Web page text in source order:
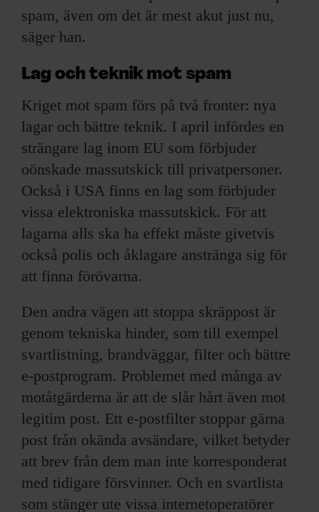
spam, även om det är mest akut just nu,
säger han.
Lag och teknik mot spam
Kriget mot spam förs på två fronter: nya
lagar och bättre teknik. I april infördes en
strängare lag inom EU som förbjuder
oönskade massutskick till privatpersoner.
Också i USA finns en lag som förbjuder
vissa elektroniska massutskick. För att
lagarna alls ska ha effekt måste givetvis
också polis och åklagare anstränga sig för
att finna förövarna.
Den andra vägen att stoppa skräppost är
genom tekniska hinder, som till exempel
svartlistning, brandväggar, filter och bättre
e-postprogram. Problemet med många av
motåtgärderna är att de slår hårt även mot
legitim post. Ett e-postfilter stoppar gärna
post från okända avsändare, vilket betyder
att brev från dem man inte korresponderat
med tidigare försvinner. Och en svartlista
som stänger ute vissa internetoperatörer